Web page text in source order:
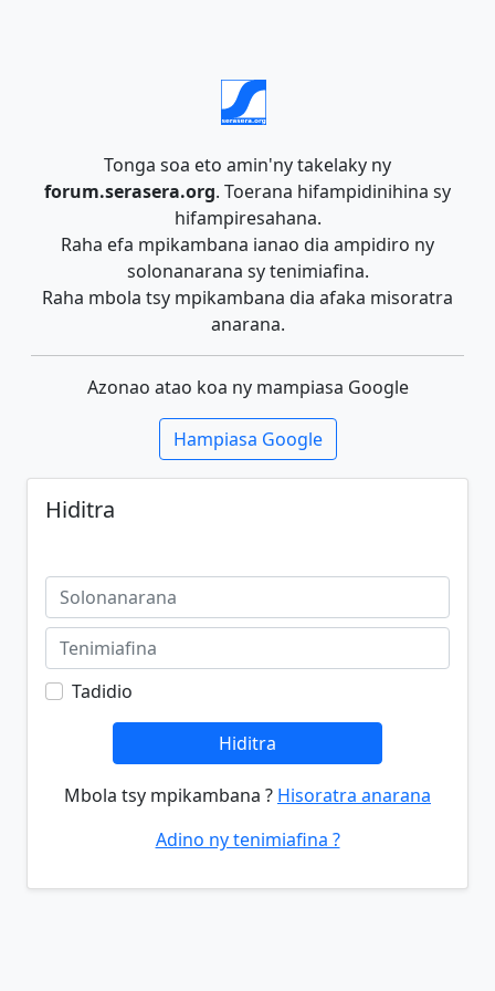
Tonga soa eto amin'ny takelaky ny
forum.serasera.org. Toerana hifampidinihina sy
hifampiresahana.
Raha efa mpikambana ianao dia ampidiro ny
solonanarana sy tenimiafina.
Raha mbola tsy mpikambana dia afaka misoratra
anarana.
Azonao atao koa ny mampiasa Google
Hampiasa Google
Hiditra
Tadidio
Hiditra
Mbola tsy mpikambana ? Hisoratra anarana
Adino ny tenimiafina ?